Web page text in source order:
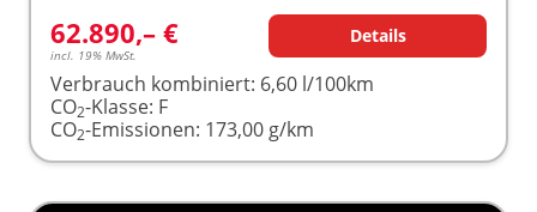
62.890,– €
incl. 19% MwSt.
Details
Verbrauch kombiniert: 6,60 l/100km
CO2-Klasse: F
CO2-Emissionen: 173,00 g/km